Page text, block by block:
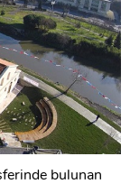
bulunan